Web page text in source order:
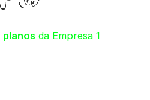
planos da Empresa 1